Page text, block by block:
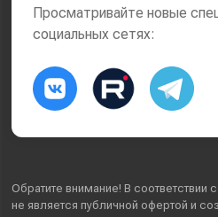
Просматривайте новые
социальных сетях:
Обратите внимание! В соответствии
не является публичной офертой и